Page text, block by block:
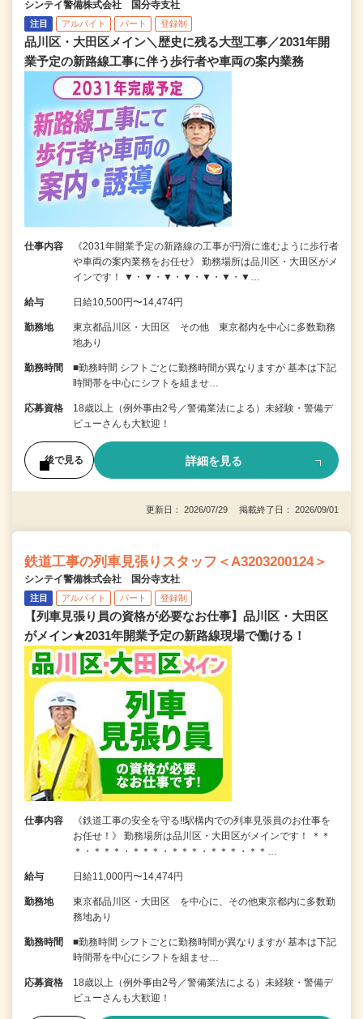
シンテイ警備株式会社 国分寺支社
注目 アルバイト パート 登録制
品川区・大田区メイン＼歴史に残る大型工事／2031年開
業予定の新路線工事に伴う歩行者や車両の案内業務
仕事内容
《2031年開業予定の新路線の工事が円滑に進むように歩行者
や車両の案内業務をお任せ》 勤務場所は品川区・大田区がメ
インです！ ▼・▼・▼・▼・▼・▼・▼…
給与 日給10,500円〜14,474円
勤務地
東京都品川区・大田区 その他 東京都内を中心に多数勤務
地あり
勤務時間
■勤務時間 シフトごとに勤務時間が異なりますが 基本は下記
時間帯を中心にシフトを組ませ…
応募資格
18歳以上（例外事由2号／警備業法による）未経験・警備デ
ビューさんも大歓迎！
後で見る 詳細を見る
更新日： 2026/07/29 掲載終了日： 2026/09/01
鉄道工事の列車見張りスタッフ＜A3203200124＞
シンテイ警備株式会社 国分寺支社
注目 アルバイト パート 登録制
【列車見張り員の資格が必要なお仕事】品川区・大田区
がメイン★2031年開業予定の新路線現場で働ける！
仕事内容
《鉄道工事の安全を守る!!駅構内での列車見張員のお仕事を
お任せ！》 勤務場所は品川区・大田区がメインです！ ＊＊
＊・＊＊＊・＊＊＊・＊＊＊・＊＊＊・＊＊…
給与 日給11,000円〜14,474円
勤務地
東京都品川区・大田区 を中心に、その他東京都内に多数勤
務地あり
勤務時間
■勤務時間 シフトごとに勤務時間が異なりますが 基本は下記
時間帯を中心にシフトを組ませ…
応募資格
18歳以上（例外事由2号／警備業法による）未経験・警備デ
ビューさんも大歓迎！